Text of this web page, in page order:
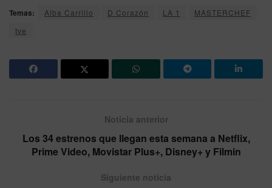
Temas: Alba Carrillo D Corazón LA 1
MASTERCHEF
tve
Noticia anterior
Los 34 estrenos que llegan esta semana a Netflix,
Prime Video, Movistar Plus+, Disney+ y Filmin
Siguiente noticia